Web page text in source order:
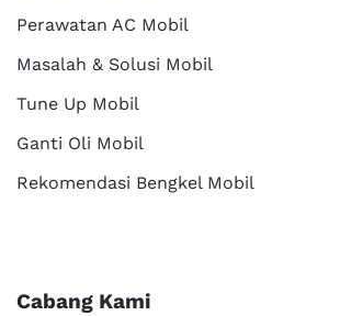
Perawatan AC Mobil
Masalah & Solusi Mobil
Tune Up Mobil
Ganti Oli Mobil
Rekomendasi Bengkel Mobil
Cabang Kami